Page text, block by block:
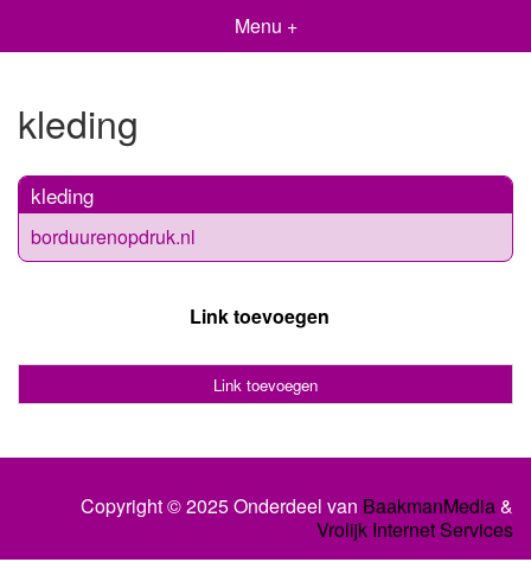
Menu +
kleding
kleding
borduurenopdruk.nl
Link toevoegen
Link toevoegen
Copyright © 2025 Onderdeel van BaakmanMedia&
Vrolijk Internet Services